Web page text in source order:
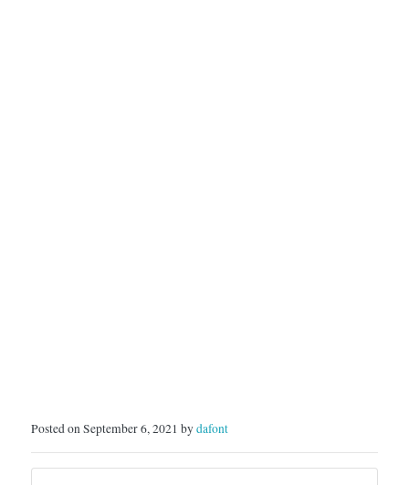
Posted on September 6, 2021 bydafont